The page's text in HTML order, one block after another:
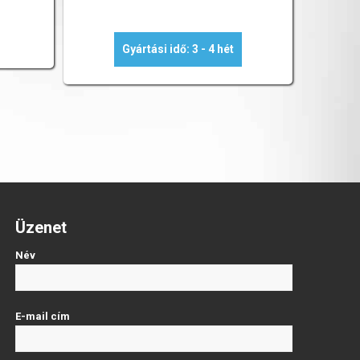
Gyártási idő: 3 - 4 hét
Üzenet
Név
E-mail cím